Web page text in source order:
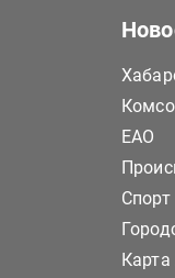
ЕАО
Спорт
Карта